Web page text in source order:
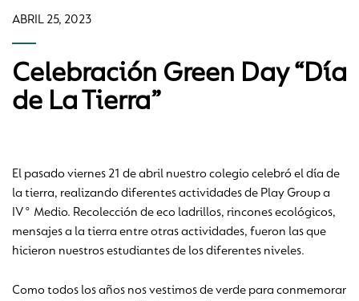
ABRIL 25, 2023
Celebración Green Day “Día
de La Tierra”
El pasado viernes 21 de abril nuestro colegio celebró el día de
la tierra, realizando diferentes actividades de Play Group a
IV° Medio. Recolección de eco ladrillos, rincones ecológicos,
mensajes a la tierra entre otras actividades, fueron las que
hicieron nuestros estudiantes de los diferentes niveles.
Como todos los años nos vestimos de verde para conmemorar